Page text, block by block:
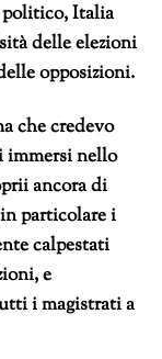
Italia
delle elezioni
opposizioni.
che credevo
immersi nello
ancora di
particolare i
calpestati
e
i magistrati a